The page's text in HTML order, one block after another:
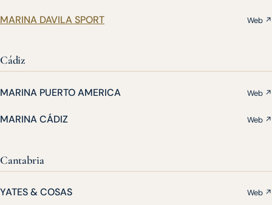
MARINA DAVILA SPORT Web ↗
Cádiz
MARINA PUERTO AMERICA Web ↗
MARINA CÁDIZ Web ↗
Cantabria
YATES & COSAS Web ↗